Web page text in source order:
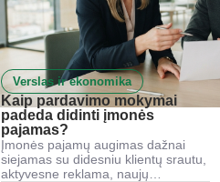
Verslas ir ekonomika
Kaip pardavimo mokymai
padeda didinti įmonės
pajamas?
Įmonės pajamų augimas dažnai
siejamas su didesniu klientų srautu,
aktyvesne reklama, naujų…